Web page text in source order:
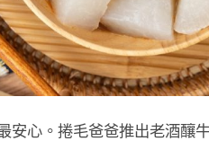
安心。捲毛爸爸推出老酒釀